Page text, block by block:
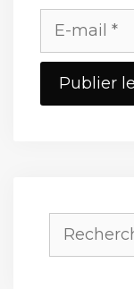
E-
Site
Rechercher